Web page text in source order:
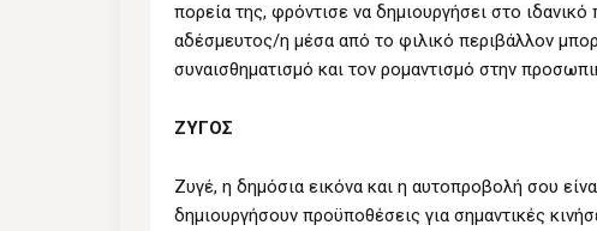
πορεία της, φρόντισε να δημιουργήσει στο ιδανικό
αδέσμευτος/η μέσα από το φιλικό περιβάλλον
συναισθηματισμό και τον ρομαντισμό στην
ΖΥΓΟΣ
Ζυγέ, η δημόσια εικόνα και η αυτοπροβολή σου
δημιουργήσουν προϋποθέσεις για σημαντικές